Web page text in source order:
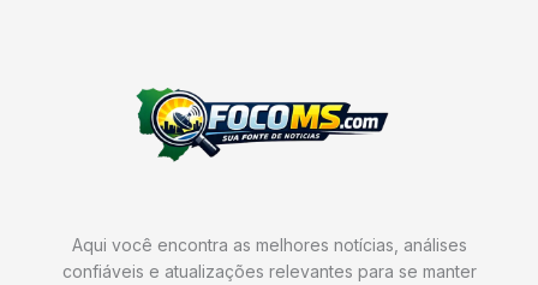
Aqui você encontra as melhores notícias, análises
confiáveis e atualizações relevantes para se manter